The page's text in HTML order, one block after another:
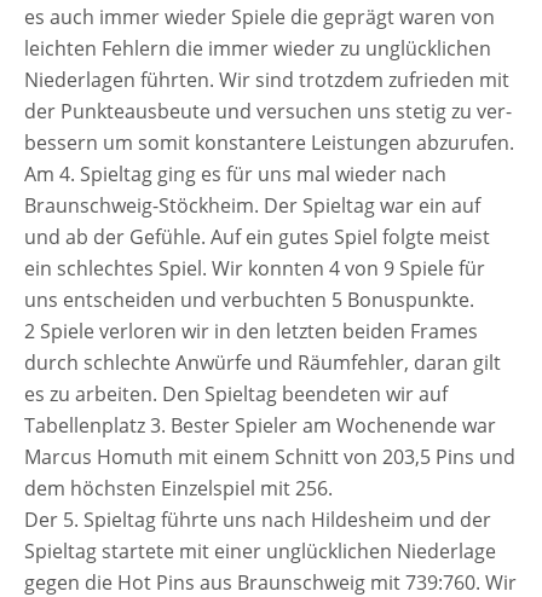
es auch immer wie­der Spiele die geprägt waren von
leich­ten Fehlern die immer wie­der zu unglück­li­chen
Niederlagen führ­ten. Wir sind trotz­dem zufrie­den mit
der Punkteausbeute und ver­su­chen uns ste­tig zu ver­
bes­sern um somit kon­stan­te­re Leistungen abzurufen.
Am 4. Spieltag ging es für uns mal wie­der nach
Braunschweig-Stöckheim. Der Spieltag war ein auf
und ab der Gefühle. Auf ein gutes Spiel folg­te meist
ein schlech­tes Spiel. Wir konn­ten 4 von 9 Spiele für
uns ent­schei­den und ver­buch­ten 5 Bonuspunkte.
2 Spiele ver­lo­ren wir in den letz­ten bei­den Frames
durch schlech­te Anwürfe und Räumfehler, dar­an gilt
es zu arbei­ten. Den Spieltag been­de­ten wir auf
Tabellenplatz 3. Bester Spieler am Wochenende war
Marcus Homuth mit einem Schnitt von 203,5 Pins und
dem höchs­ten Einzelspiel mit 256.
Der 5. Spieltag führ­te uns nach Hildesheim und der
Spieltag star­te­te mit einer unglück­li­chen Niederlage
gegen die Hot Pins aus Braunschweig mit 739:760. Wir